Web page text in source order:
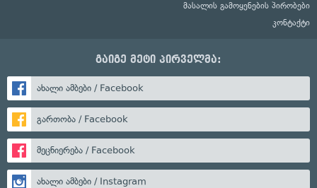
მასალის გამოყენების პირობები
კონტაქტი
გაიგე მეტი პირველმა:
ახალი ამბები / Facebook
გართობა / Facebook
მეცნიერება / Facebook
ახალი ამბები / Instagram